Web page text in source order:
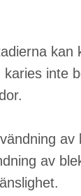
kan
karies inte
av
av